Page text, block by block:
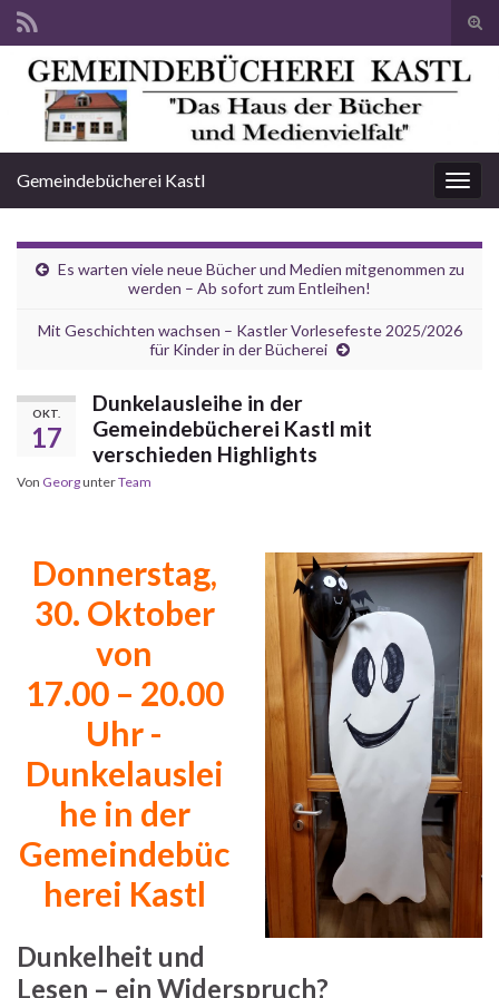
Search for:
Gemeindebücherei Kastl
Es warten viele neue Bücher und Medien mitgenommen zu
werden – Ab sofort zum Entleihen!
Mit Geschichten wachsen – Kastler Vorlesefeste 2025/2026
für Kinder in der Bücherei
OKT.
17
Dunkelausleihe in der
Gemeindebücherei Kastl mit
verschieden Highlights
Von GeorgunterTeam
Donnerstag,
30. Oktober
von
17.00 – 20.00
Uhr -
Dunkelauslei
he in der
Gemeindebüc
herei Kastl
Dunkelheit und
Lesen – ein Widerspruch?